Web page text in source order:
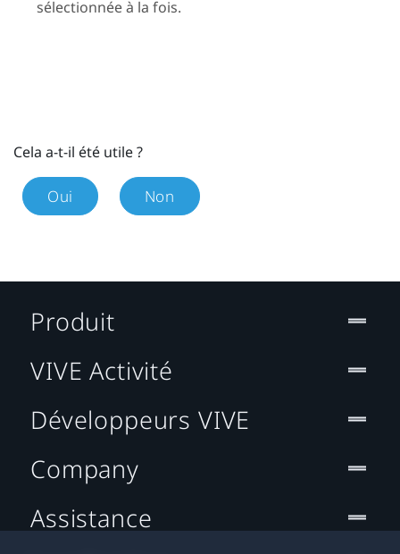
sélectionnée à la fois.
Cela a-t-il été utile ?
Oui Non
Produit
VIVE Activité
Développeurs VIVE
Company
Assistance